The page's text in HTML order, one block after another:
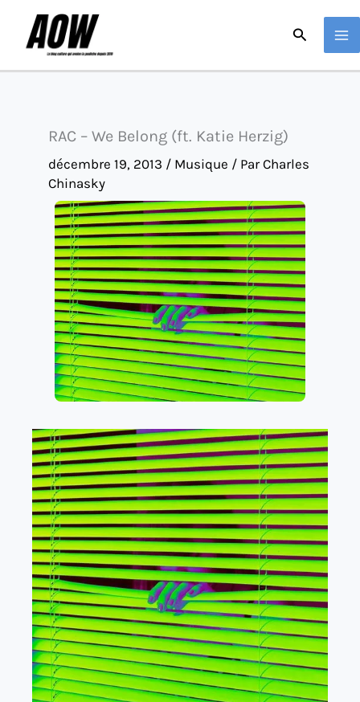
RAC – We Belong (ft. Katie Herzig)
décembre 19, 2013 / Musique / ParCharles
Chinasky